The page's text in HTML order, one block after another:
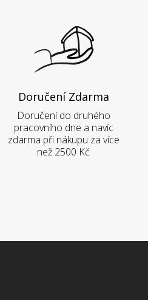
Doručení Zdarma
Doručení do druhého
pracovního dne a navíc
zdarma při nákupu za více
než 2500 Kč